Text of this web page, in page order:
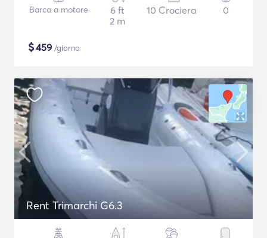
Barca a motore
6 ft
2 m
10 Crociera 0
$459 /giorno
Rent Trimarchi G6.3